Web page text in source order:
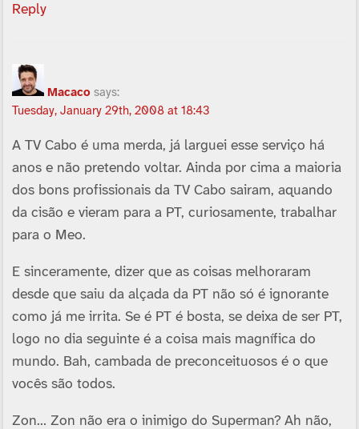
Reply
Macaco says:
Tuesday, January 29th, 2008 at 18:43
A TV Cabo é uma merda, já larguei esse serviço há
anos e não pretendo voltar. Ainda por cima a maioria
dos bons profissionais da TV Cabo sairam, aquando
da cisão e vieram para a PT, curiosamente, trabalhar
para o Meo.
E sinceramente, dizer que as coisas melhoraram
desde que saiu da alçada da PT não só é ignorante
como já me irrita. Se é PT é bosta, se deixa de ser PT,
logo no dia seguinte é a coisa mais magní­fica do
mundo. Bah, cambada de preconceituosos é o que
vocês são todos.
Zon… Zon não era o inimigo do Superman? Ah não,